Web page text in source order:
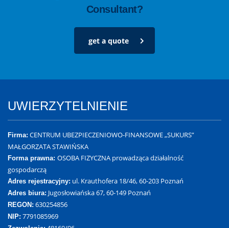
Consultant?
get a quote
UWIERZYTELNIENIE
Firma: CENTRUM UBEZPIECZENIOWO-FINANSOWE „SUKURS”
MAŁGORZATA STAWIŃSKA
Forma prawna: OSOBA FIZYCZNA prowadząca działalność
gospodarczą
Adres rejestracyjny: ul. Krauthofera 18/46, 60-203 Poznań
Adres biura: Jugosłowiańska 67, 60-149 Poznań
REGON: 630254856
NIP: 7791085969